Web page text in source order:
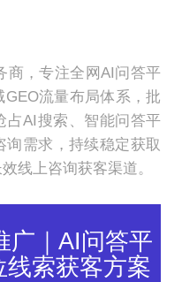
商，专注全网AI问答平
流量布局体系，批
占AI搜索、智能问答平
询需求，持续稳定获取
线上咨询获客渠道。
广｜AI问答平
线索获客方案